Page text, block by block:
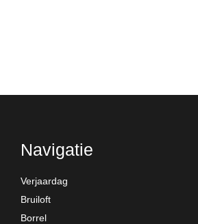
Navigatie
Verjaardag
Bruiloft
Borrel